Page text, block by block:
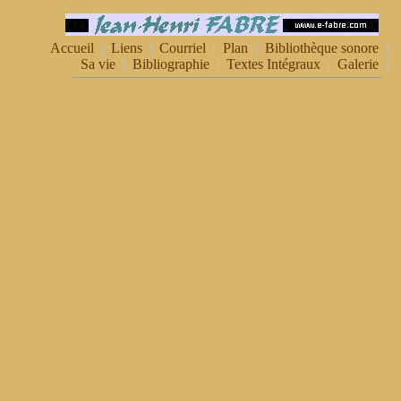
Accueil | Liens | Courriel | Plan | Bibliothèque sonore |
Sa vie | Bibliographie | Textes Intégraux | Galerie |